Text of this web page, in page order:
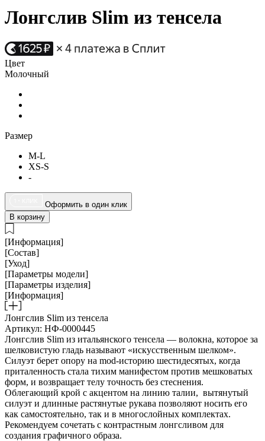
Лонгслив Slim из тенсела
Цвет
Молочный
Размер
M-L
XS-S
-
Оформить в один клик
В корзину
[Информация]
[Состав]
[Уход]
[Параметры модели]
[Параметры изделия]
[Информация]
Лонгслив Slim из тенсела
Артикул: НФ-0000445
Лонгслив Slim из итальянского тенсела — волокна, которое за
шелковистую гладь называют «искусственным шелком».
Силуэт берет опору на mod-историю шестидесятых, когда
приталенность стала тихим манифестом против мешковатых
форм, и возвращает телу точность без стеснения.
Облегающий крой с акцентом на линию талии, вытянутый
силуэт и длинные растянутые рукава позволяют носить его
как самостоятельно, так и в многослойных комплектах.
Рекомендуем сочетать с контрастным лонгсливом для
создания графичного образа.